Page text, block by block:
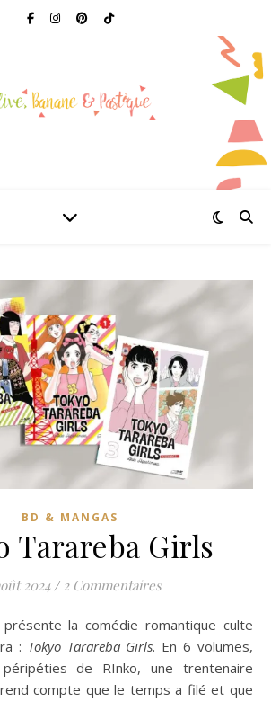
BD & MANGAS
Tarareba Girls
2024 / 2 Commentaires
: Tokyo Tarareba Girls. En 6 volumes,
de RInko, une trentenaire
compte que le temps a filé et que